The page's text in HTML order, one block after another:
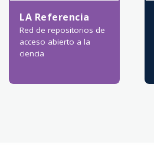
LA Referencia
Red de repositorios de
acceso abierto a la
ciencia